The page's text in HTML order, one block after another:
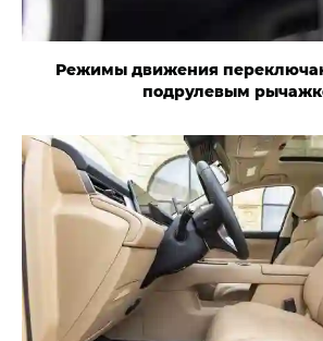
Режимы движения
подрулевым